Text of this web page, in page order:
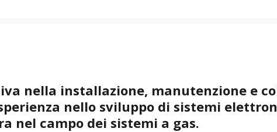
nella installazione, manutenzione e
nello sviluppo di sistemi
nel campo dei sistemi a gas.